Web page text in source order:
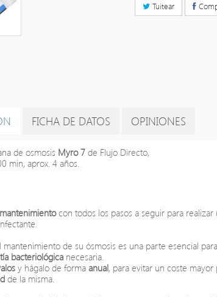
Tuitear
FICHA DE DATOS OPINIONES
de osmosis Myro 7 de Flujo Directo,
min, aprox. 4 años.
mantenimientocon todos los pasos a seguir para
mantenimiento de su ósmosis es una parte esencial
bacteriológica necesaria.
y hágalo de forma anual, para evitar un coste
de la misma.